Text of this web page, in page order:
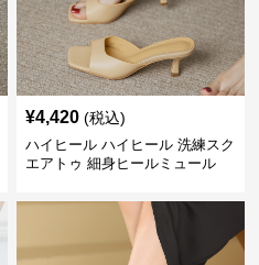
¥4,420 (税込)
ハイヒール ハイヒール 洗練スク
エアトゥ 細身ヒールミュール